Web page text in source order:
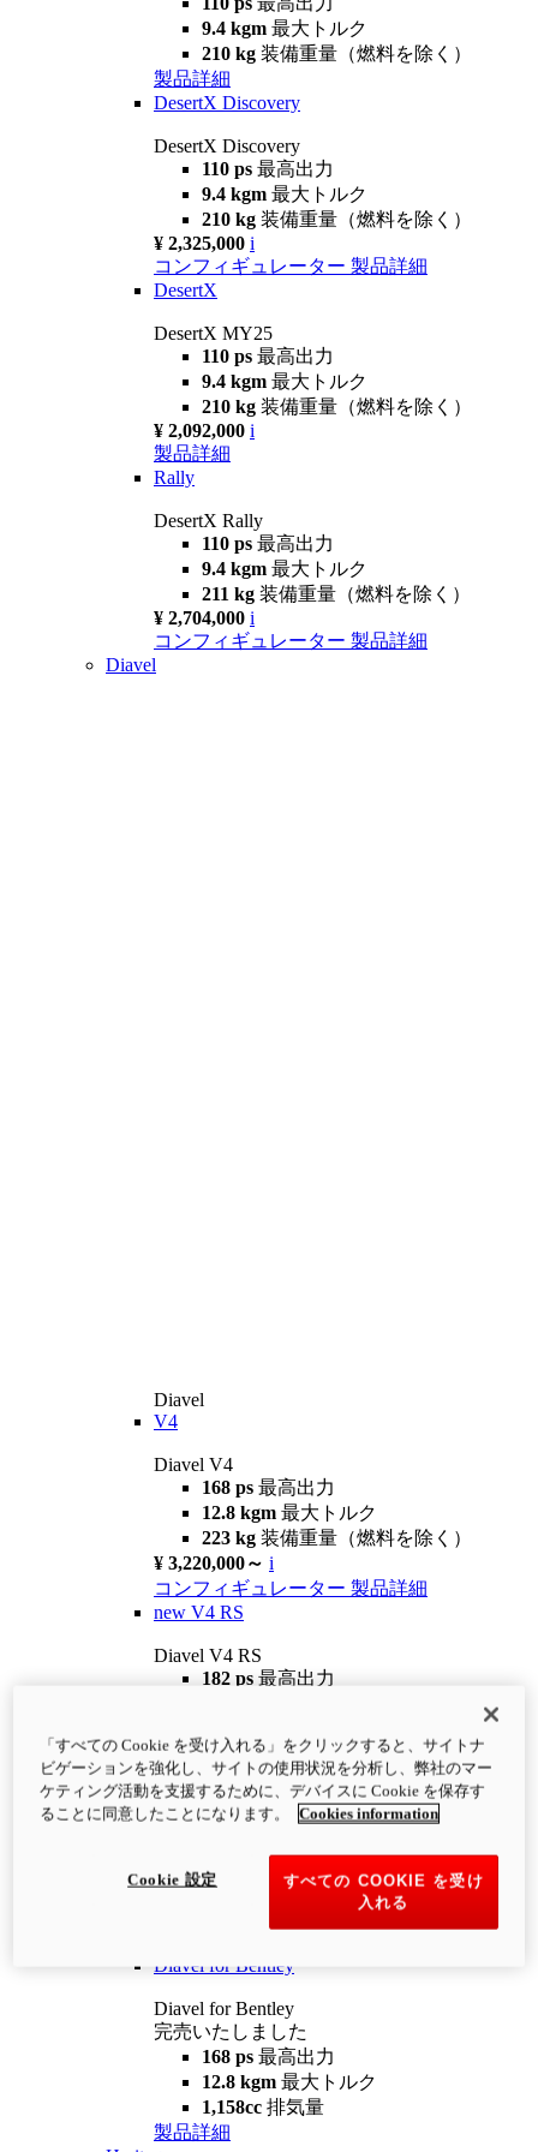
9.4 kgm 最大トルク
210 kg 装備重量（燃料を除く）
製品詳細
DesertX Discovery
DesertX Discovery
110 ps 最高出力
9.4 kgm 最大トルク
210 kg 装備重量（燃料を除く）
¥ 2,325,000 i
コンフィギュレーター 製品詳細
DesertX
DesertX MY25
110 ps 最高出力
9.4 kgm 最大トルク
210 kg 装備重量（燃料を除く）
¥ 2,092,000 i
製品詳細
Rally
DesertX Rally
110 ps 最高出力
9.4 kgm 最大トルク
211 kg 装備重量（燃料を除く）
¥ 2,704,000 i
コンフィギュレーター 製品詳細
Diavel
Diavel
V4
Diavel V4
168 ps 最高出力
12.8 kgm 最大トルク
223 kg 装備重量（燃料を除く）
¥ 3,220,000～ i
コンフィギュレーター 製品詳細
new V4 RS
Diavel V4 RS
182 ps 最高出力
¥4,400,000 i
コンフィギュレーター 製品詳細
newV4 RS 100
12.2 kgm
最大トルク
装備重量（燃料を除く）
Diavel for Bentley
Diavel for Bentley
完売いたしました
168 ps 最高出力
12.8 kgm 最大トルク
1,158cc 排気量
製品詳細
「すべての Cookie を受け入れる」をクリックすると、サイトナ
ビゲーションを強化し、サイトの使用状況を分析し、弊社のマー
ケティング活動を支援するために、デバイスに Cookie を保存す
ることに同意したことになります。
Cookies information
すべての COOKIE を受け
入れる
Cookie 設定